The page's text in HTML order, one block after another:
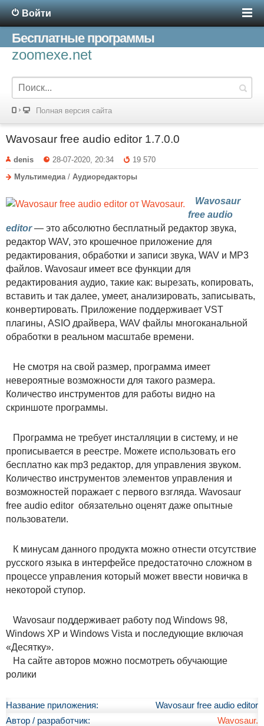
Войти
Бесплатные программы
zoomexe.net
Полная версия сайта
Wavosaur free audio editor 1.7.0.0
denis 28-07-2020, 20:34
19 570
Мультимедиа / Аудиоредакторы
Wavosaur
free audio
editor— это абсолютно бесплатный редактор звука,
редактор WAV, это крошечное приложение для
редактирования, обработки и записи звука, WAV и MP3
файлов. Wavosaur имеет все функции для
редактирования аудио, такие как: вырезать, копировать,
вставить и так далее, умеет, анализировать, записывать,
конвертировать. Приложение поддерживает VST
плагины, ASIO драйвера, WAV файлы многоканальной
обработки в реальном масштабе времени.
Не смотря на свой размер, программа имеет
невероятные возможности для такого размера.
Количество инструментов для работы видно на
скриншоте программы.
Программа не требует инсталляции в систему, и не
прописывается в реестре. Можете использовать его
бесплатно как mp3 редактор, для управления звуком.
Количество инструментов элементов управления и
возможностей поражает с первого взгляда. Wavosaur
free audio editor обязательно оценят даже опытные
пользователи.
К минусам данного продукта можно отнести отсутствие
русского языка в интерфейсе предостаточно сложном в
процессе управления который может ввести новичка в
некоторой ступор.
Wavosaur поддерживает работу под Windows 98,
Windows XP и Windows Vista и последующие включая
«Десятку».
На сайте авторов можно посмотреть обучающие
ролики
Название приложения:
Wavosaur free audio editor
Автор / разработчик:
Wavosaur.